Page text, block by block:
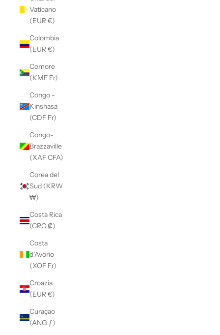
Vaticano
(EUR €)
Colombia
(EUR €)
Comore
(KMF Fr)
Congo -
Kinshasa
(CDF Fr)
Congo-
Brazzaville
(XAF CFA)
Corea del
Sud (KRW
₩)
Costa Rica
(CRC ₡)
Costa
d’Avorio
(XOF Fr)
Croazia
(EUR €)
Curaçao
(ANG ƒ)